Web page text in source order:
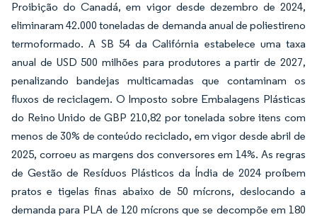
Proibição do Canadá, em vigor desde dezembro de 2024,
eliminaram 42.000 toneladas de demanda anual de poliestireno
termoformado. A SB 54 da Califórnia estabelece uma taxa
anual de USD 500 milhões para produtores a partir de 2027,
penalizando bandejas multicamadas que contaminam os
fluxos de reciclagem. O Imposto sobre Embalagens Plásticas
do Reino Unido de GBP 210,82 por tonelada sobre itens com
menos de 30% de conteúdo reciclado, em vigor desde abril de
2025, corroeu as margens dos conversores em 14%. As regras
de Gestão de Resíduos Plásticos da Índia de 2024 proíbem
pratos e tigelas finas abaixo de 50 mícrons, deslocando a
demanda para PLA de 120 mícrons que se decompõe em 180